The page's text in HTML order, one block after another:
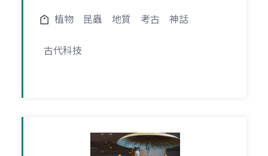
植物 昆蟲 地質 考古 神話
古代科技